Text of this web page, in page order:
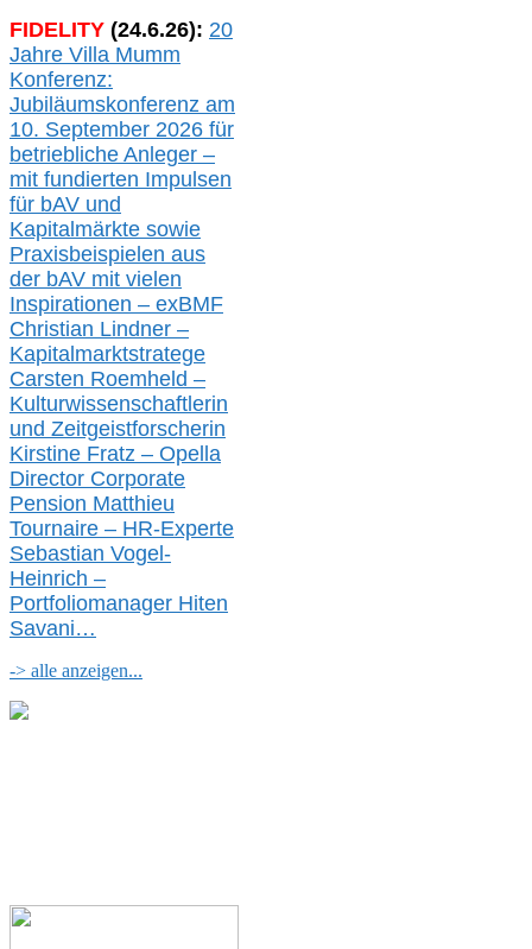
FIDELITY (24.6.26): 20
Jahre Villa Mumm
Konferenz:
Jubiläumskonferenz am
10. September 2026 für
betriebliche Anleger –
mit fundierten Impulsen
für bAV und
Kapitalmärkte sowie
Praxisbeispielen aus
der bAV mit vielen
Inspirationen – exBMF
Christian Lindner –
Kapitalmarktstratege
Carsten Roemheld –
Kulturwissenschaftlerin
und Zeitgeistforscherin
Kirstine Fratz – Opella
Director Corporate
Pension Matthieu
Tournaire – HR-Experte
Sebastian Vogel-
Heinrich –
Portfoliomanager Hiten
Savani…
-> alle anzeigen...